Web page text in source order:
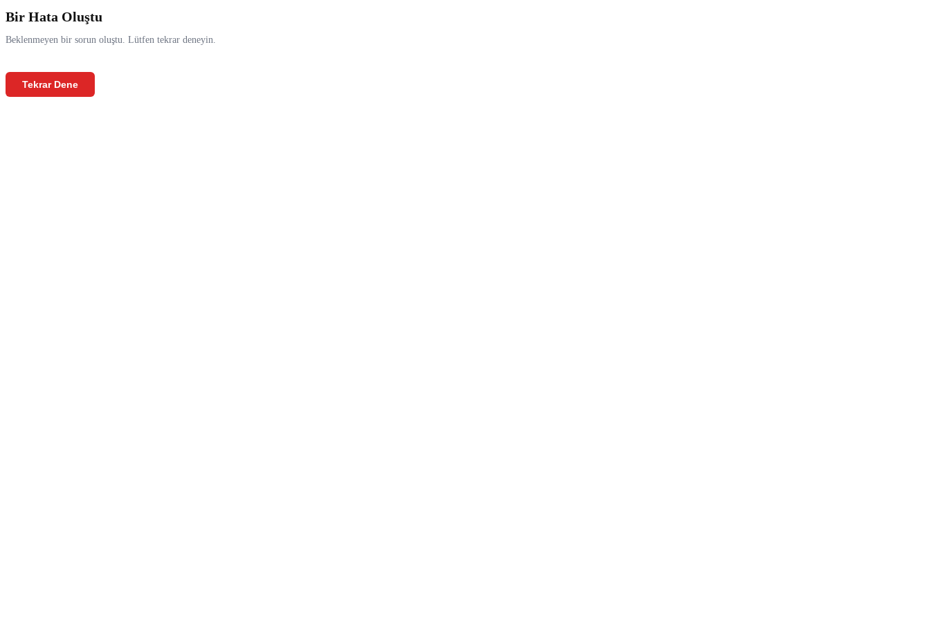
Bir Hata Oluştu
Beklenmeyen bir sorun oluştu. Lütfen tekrar deneyin.
Tekrar Dene